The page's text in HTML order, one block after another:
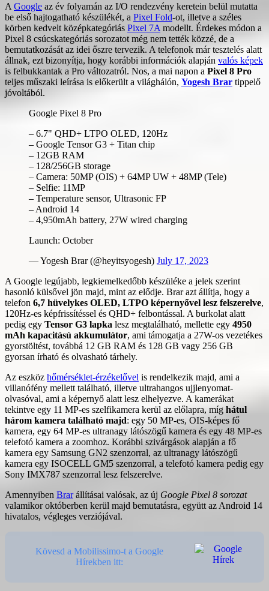
A Google az év folyamán az I/O rendezvény keretein belül mutatta
be első hajtogatható készülékét, a Pixel Fold-ot, illetve a széles
körben kedvelt középkategóriás Pixel 7A modellt. Érdekes módon a
Pixel 8 csúcskategóriás sorozatot még nem tették közzé, de a
bemutatkozását az idei őszre tervezik. A telefonok már tesztelés alatt
állnak, ezt bizonyítja, hogy korábbi információk alapján valós képek
is felbukkantak a Pro változatról. Nos, a mai napon a Pixel 8 Pro
teljes műszaki leírása is előkerült a világhálón, Yogesh Brar tippelő
jóvoltából.
Google Pixel 8 Pro
– 6.7" QHD+ LTPO OLED, 120Hz
– Google Tensor G3 + Titan chip
– 12GB RAM
– 128/256GB storage
– Camera: 50MP (OIS) + 64MP UW + 48MP (Tele)
– Selfie: 11MP
– Temperature sensor, Ultrasonic FP
– Android 14
– 4,950mAh battery, 27W wired charging
Launch: October
— Yogesh Brar (@heyitsyogesh) July 17, 2023
A Google legújabb, legkiemelkedőbb készüléke a jelek szerint
hasonló külsővel jön majd, mint az elődje. Brar azt állítja, hogy a
telefon 6,7 hüvelykes OLED, LTPO képernyővel lesz felszerelve,
120Hz-es képfrissítéssel és QHD+ felbontással. A burkolat alatt
pedig egy Tensor G3 lapka lesz megtalálható, mellette egy 4950
mAh kapacitású akkumulátor, ami támogatja a 27W-os vezetékes
gyorstöltést, továbbá 12 GB RAM és 128 GB vagy 256 GB
gyorsan írható és olvasható tárhely.
Az eszköz hőmérséklet-érzékelővel is rendelkezik majd, ami a
villanófény mellett található, illetve ultrahangos ujjlenyomat-
olvasóval, ami a képernyő alatt lesz elhelyezve. A kamerákat
tekintve egy 11 MP-es szelfikamera kerül az előlapra, míg hátul
három kamera található majd: egy 50 MP-es, OIS-képes fő
kamera, egy 64 MP-es ultranagy látószögű kamera és egy 48 MP-es
telefotó kamera a zoomhoz. Korábbi szivárgások alapján a fő
kamera egy Samsung GN2 szenzorral, az ultranagy látószögű
kamera egy ISOCELL GM5 szenzorral, a telefotó kamera pedig egy
Sony IMX787 szenzorral lesz felszerelve.
Amennyiben Brarállításai valósak, az új Google Pixel 8 sorozat
valamikor októberben kerül majd bemutatásra, együtt az Android 14
hivatalos, végleges verziójával.
Kövesd a Mobilissimo-t a Google
Hírekben itt: